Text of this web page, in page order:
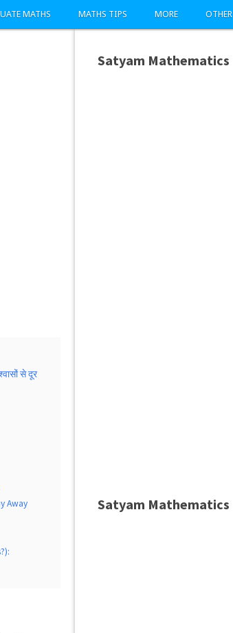
MATHS MATHS TIPS MORE OTHER
से दूर
Away
Satyam Mathematics
Satyam Mathematics